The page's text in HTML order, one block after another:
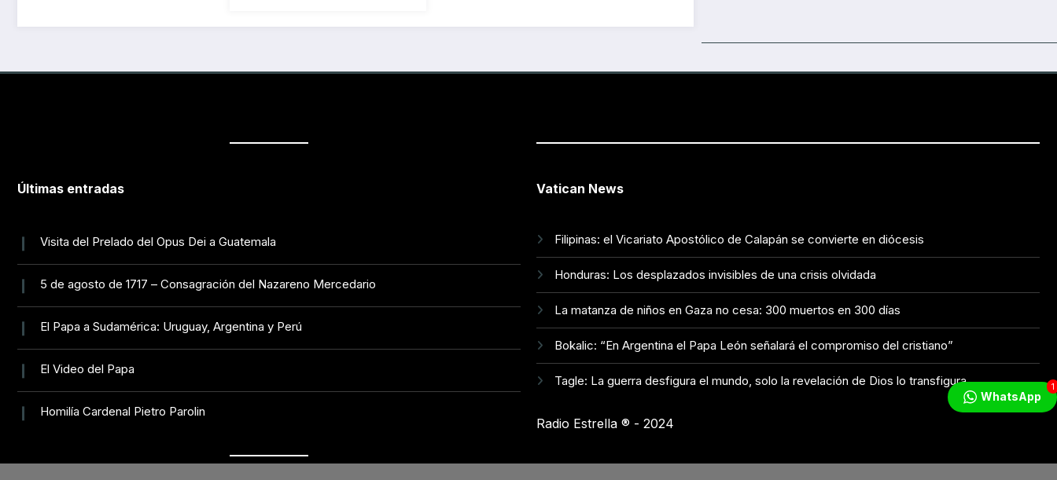
Últimas entradas
Visita del Prelado del Opus Dei a Guatemala
5 de agosto de 1717 – Consagración del Nazareno Mercedario
El Papa a Sudamérica: Uruguay, Argentina y Perú
El Video del Papa
Homilía Cardenal Pietro Parolin
Vatican News
Filipinas: el Vicariato Apostólico de Calapán se convierte en diócesis
Honduras: Los desplazados invisibles de una crisis olvidada
La matanza de niños en Gaza no cesa: 300 muertos en 300 días
Bokalic: “En Argentina el Papa León señalará el compromiso del cristiano”
Tagle: La guerra desfigura el mundo, solo la revelación de Dios lo transfigura
Radio Estrella ®️ - 2024
WhatsApp
1